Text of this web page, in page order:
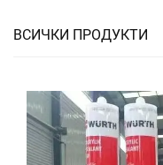
ВСИЧКИ ПРОДУКТИ